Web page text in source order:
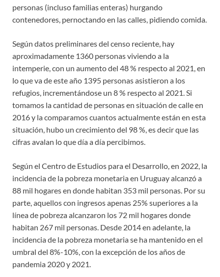
personas (incluso familias enteras) hurgando
contenedores, pernoctando en las calles, pidiendo comida.
Según datos preliminares del censo reciente, hay
aproximadamente 1360 personas viviendo a la
intemperie, con un aumento del 48 % respecto al 2021, en
lo que va de este año 1395 personas asistieron a los
refugios, incrementándose un 8 % respecto al 2021. Si
tomamos la cantidad de personas en situación de calle en
2016 y la comparamos cuantos actualmente están en esta
situación, hubo un crecimiento del 98 %, es decir que las
cifras avalan lo que día a día percibimos.
Según el Centro de Estudios para el Desarrollo, en 2022, la
incidencia de la pobreza monetaria en Uruguay alcanzó a
88 mil hogares en donde habitan 353 mil personas. Por su
parte, aquellos con ingresos apenas 25% superiores a la
línea de pobreza alcanzaron los 72 mil hogares donde
habitan 267 mil personas. Desde 2014 en adelante, la
incidencia de la pobreza monetaria se ha mantenido en el
umbral del 8%-10%, con la excepción de los años de
pandemia 2020 y 2021.